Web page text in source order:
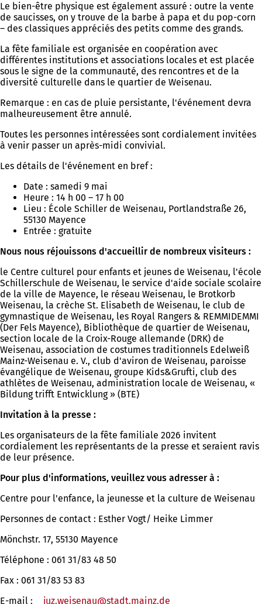
Le bien-être physique est également assuré : outre la vente
de saucisses, on y trouve de la barbe à papa et du pop-corn
– des classiques appréciés des petits comme des grands.
La fête familiale est organisée en coopération avec
différentes institutions et associations locales et est placée
sous le signe de la communauté, des rencontres et de la
diversité culturelle dans le quartier de Weisenau.
Remarque : en cas de pluie persistante, l'événement devra
malheureusement être annulé.
Toutes les personnes intéressées sont cordialement invitées
à venir passer un après-midi convivial.
Les détails de l'événement en bref :
Date : samedi 9 mai
Heure : 14 h 00 – 17 h 00
Lieu : École Schiller de Weisenau, Portlandstraße 26,
55130 Mayence
Entrée : gratuite
Nous nous réjouissons d'accueillir de nombreux visiteurs :
le Centre culturel pour enfants et jeunes de Weisenau, l'école
Schillerschule de Weisenau, le service d'aide sociale scolaire
de la ville de Mayence, le réseau Weisenau, le Brotkorb
Weisenau, la crèche St. Elisabeth de Weisenau, le club de
gymnastique de Weisenau, les Royal Rangers & REMMIDEMMI
(Der Fels Mayence), Bibliothèque de quartier de Weisenau,
section locale de la Croix-Rouge allemande (DRK) de
Weisenau, association de costumes traditionnels Edelweiß
Mainz-Weisenau e. V., club d'aviron de Weisenau, paroisse
évangélique de Weisenau, groupe Kids&Grufti, club des
athlètes de Weisenau, administration locale de Weisenau, «
Bildung trifft Entwicklung » (BTE)
Invitation à la presse :
Les organisateurs de la fête familiale 2026 invitent
cordialement les représentants de la presse et seraient ravis
de leur présence.
Pour plus d'informations, veuillez vous adresser à :
Centre pour l'enfance, la jeunesse et la culture de Weisenau
Personnes de contact : Esther Vogt/ Heike Limmer
Mönchstr. 17, 55130 Mayence
Téléphone : 061 31/83 48 50
Fax : 061 31/83 53 83
E-mail :
juz.weisenau stadt.mainz de